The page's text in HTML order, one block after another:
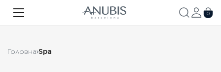
ОБЛИЧЧЯ
ВОЛОССЯ
0
Головна Spa